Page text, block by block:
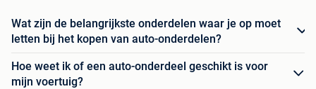
Wat zijn de belangrijkste onderdelen waar je op moet
letten bij het kopen van auto-onderdelen?
Hoe weet ik of een auto-onderdeel geschikt is voor
mijn voertuig?